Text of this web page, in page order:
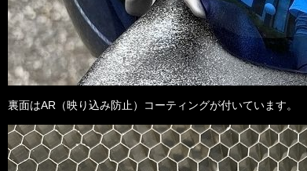
裏面はAR（映り込み防止）コーティングが付いています。